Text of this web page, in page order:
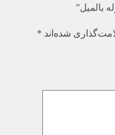
بالمیل”
شده‌اند *